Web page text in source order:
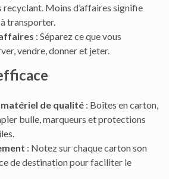
recyclant. Moins d’affaires signifie
transporter.
: Séparez ce que vous
vendre, donner et jeter.
matériel de qualité : Boîtes en carton,
bulle, marqueurs et protections
: Notez sur chaque carton son
de destination pour faciliter le